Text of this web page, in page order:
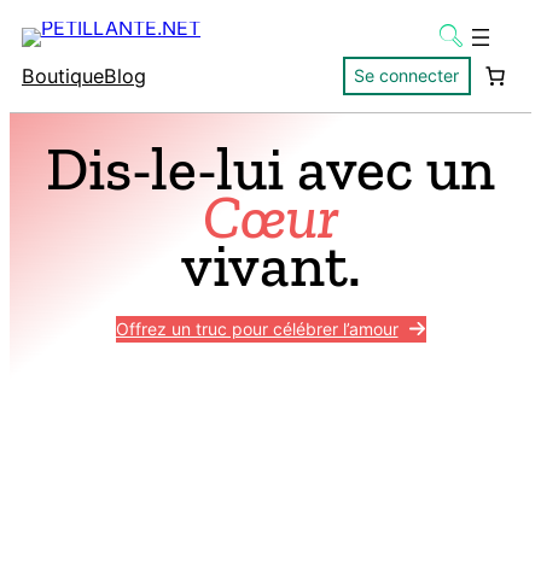
BoutiqueBlog Se connecter
Dis-le-lui avec un
Cœur
vivant.
Offrez un truc pour célébrer l’amour